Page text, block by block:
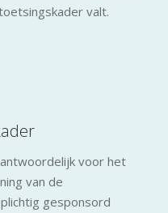
valt.
voor het
van de
gesponsord